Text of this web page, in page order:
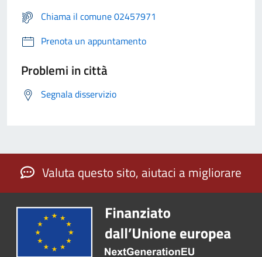
Chiama il comune 02457971
Prenota un appuntamento
Problemi in città
Segnala disservizio
Valuta questo sito, aiutaci a migliorare